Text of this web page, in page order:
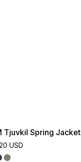
Tjuvkil Spring Jacket
USD